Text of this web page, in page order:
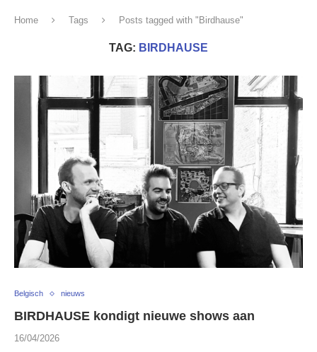
Home Tags Posts tagged with "Birdhause"
TAG: BIRDHAUSE
Belgisch nieuws
BIRDHAUSE kondigt nieuwe shows aan
16/04/2026